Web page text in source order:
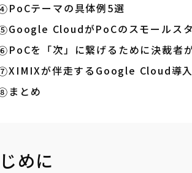
PoCテーマの具体例5選
Google CloudがPoCのスモールス
PoCを「次」に繋げるために決裁者
XIMIXが伴走するGoogle Cloud導
まとめ
めに